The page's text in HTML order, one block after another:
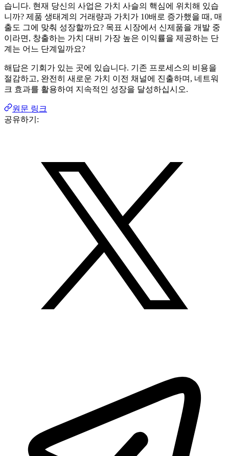
습니다. 현재 당신의 사업은 가치 사슬의 핵심에 위치해 있습
니까? 제품 생태계의 거래량과 가치가 10배로 증가했을 때, 매
출도 그에 맞춰 성장할까요? 목표 시장에서 신제품을 개발 중
이라면, 창출하는 가치 대비 가장 높은 이익률을 제공하는 단
계는 어느 단계일까요?
해답은 기회가 있는 곳에 있습니다. 기존 프로세스의 비용을
절감하고, 완전히 새로운 가치 이전 채널에 진출하며, 네트워
크 효과를 활용하여 지속적인 성장을 달성하십시오.
원문 링크
공유하기: